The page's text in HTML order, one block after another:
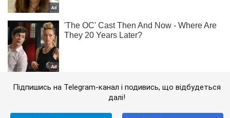
Підпишись на Telegram-канал і подивись, що відбудеться
далі!